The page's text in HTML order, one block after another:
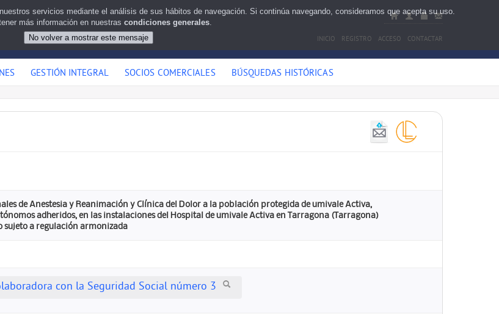
INICIO REGISTRO ACCESO CONTACTAR
GESTIÓN INTEGRAL SOCIOS COMERCIALES BÚSQUEDAS HISTÓRICAS
de Anestesia y Reanimación y Clínica del Dolor a la población protegida de umivale Activa,
adheridos, en las instalaciones del Hospital de umivale Activa en Tarragona (Tarragona)
sujeto a regulación armonizada
con la Seguridad Social número 3
servicios mediante el análisis de sus hábitos de navegación. Si continúa navegando, consideramos que acepta su uso.
más información en nuestras condiciones generales.